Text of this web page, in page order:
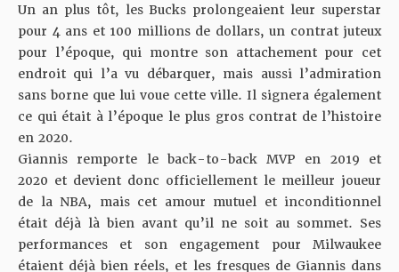
Un an plus tôt, les Bucks prolongeaient leur superstar
pour 4 ans et 100 millions de dollars, un contrat juteux
pour l’époque, qui montre son attachement pour cet
endroit qui l’a vu débarquer, mais aussi l’admiration
sans borne que lui voue cette ville. Il signera également
ce qui était à l’époque le plus gros contrat de l’histoire
en 2020.
Giannis remporte le back-to-back MVP en 2019 et
2020 et devient donc officiellement le meilleur joueur
de la NBA, mais cet amour mutuel et inconditionnel
était déjà là bien avant qu’il ne soit au sommet. Ses
performances et son engagement pour Milwaukee
étaient déjà bien réels, et les fresques de Giannis dans